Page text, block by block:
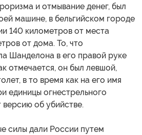
и отмывание денег, был
машине, в бельгийском городе
140 километров от места
от дома. То, что
Шанделона в его правой руке
отмечается, он был левшой,
в то время как на его имя
единицы огнестрельного
об убийстве.
силы дали России путем